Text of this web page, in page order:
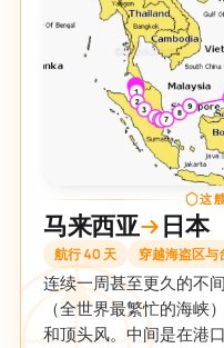
这
马来西亚 日本
航行 40 天 穿越海盗区与
连续一周甚至更久的不
（全世界最繁忙的海峡
和顶头风。中间是在港